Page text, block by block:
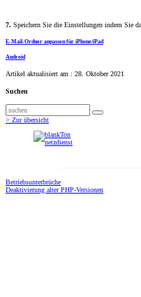
7. Speichern Sie die Einstellungen indem Sie
E-Mail-Ordner anpassen für iPhone/iPad
Android
Artikel aktualisiert am : 28. Oktober 2021
Suchen
Suchen
> Zur übersicht
Betriebsunterbrüche
Deaktivierung alter PHP-Versionen